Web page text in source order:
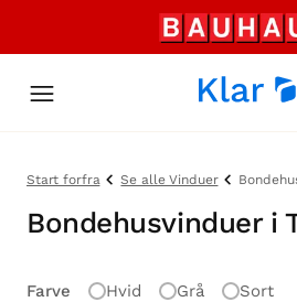
Start forfra Se alle Vinduer
Bondehusvinduer i
Farve Hvid Grå Sort